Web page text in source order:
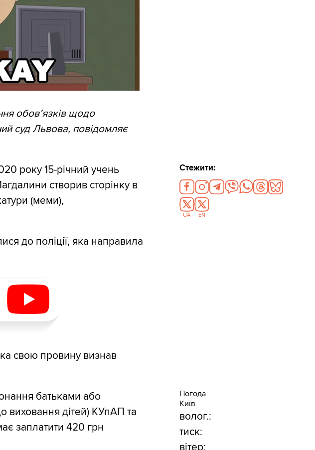
обов’язків щодо
суд Львова, повідомляє
року 15-річний учень
створив сторінку в
(меми),
до поліції, яка направила
свою провину визнав
батьками або
виховання дітей) КУпАП та
заплатити 420 грн
Стежити:
UA EN
Погода
Київ
волог.:
тиск:
вітер: